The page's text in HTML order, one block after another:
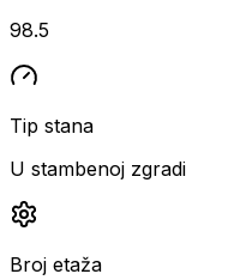
98.5
Tip stana
U stambenoj zgradi
Broj etaža